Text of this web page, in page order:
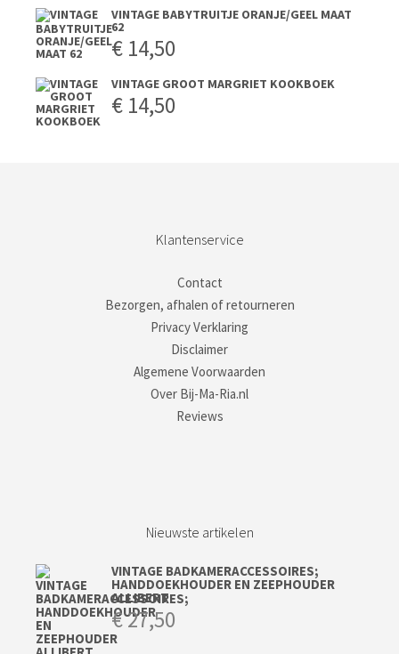
VINTAGE BABYTRUITJE ORANJE/GEEL MAAT
62
€ 14,50
VINTAGE GROOT MARGRIET KOOKBOEK
€ 14,50
Klantenservice
Contact
Bezorgen, afhalen of retourneren
Privacy Verklaring
Disclaimer
Algemene Voorwaarden
Over Bij-Ma-Ria.nl
Reviews
Nieuwste artikelen
VINTAGE BADKAMERACCESSOIRES;
HANDDOEKHOUDER EN ZEEPHOUDER
ALLIBERT
€27,50